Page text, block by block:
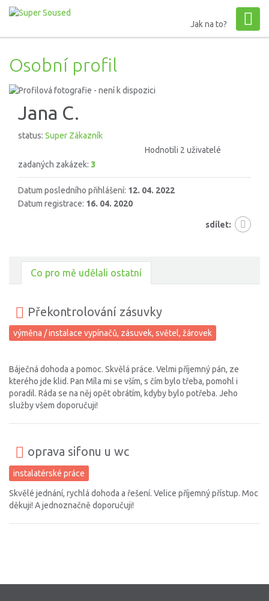
Jak na to?
Osobní profil
Jana C.
status: Super Zákazník
Hodnotili 2 uživatelé
zadaných zakázek: 3
Datum posledního přihlášení: 12. 04. 2022
Datum registrace: 16. 04. 2020
sdílet:
Co pro mě udělali ostatní
Překontrolování zásuvky
výměna / instalace vypínačů, zásuvek, světel, žárovek
Báječná dohoda a pomoc. Skvělá práce. Velmi příjemný pán, ze
kterého jde klid. Pan Míla mi se vším, s čím bylo třeba, pomohl i
poradil. Ráda se na něj opět obrátím, kdyby bylo potřeba. Jeho
služby všem doporučuji!
oprava sifonu u wc
instalatérské práce
Skvělé jednání, rychlá dohoda a řešení. Velice příjemný přístup. Moc
děkuji! A jednoznačně doporučuji!